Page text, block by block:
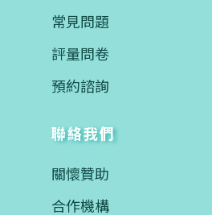
常見問題
評量問卷
預約諮詢
聯絡我們
關懷贊助
合作機構